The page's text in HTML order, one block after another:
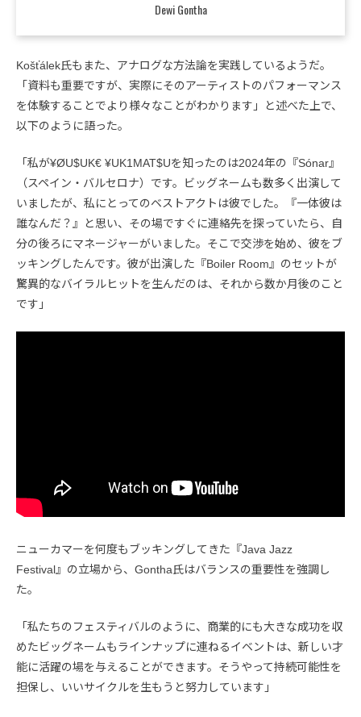
Dewi Gontha
Košťálek氏もまた、アナログな方法論を実践しているようだ。
「資料も重要ですが、実際にそのアーティストのパフォーマンス
を体験することでより様々なことがわかります」と述べた上で、
以下のように語った。
「私が¥ØU$UK€ ¥UK1MAT$Uを知ったのは2024年の『Sónar』
（スペイン・バルセロナ）です。ビッグネームも数多く出演して
いましたが、私にとってのベストアクトは彼でした。『一体彼は
誰なんだ？』と思い、その場ですぐに連絡先を探っていたら、自
分の後ろにマネージャーがいました。そこで交渉を始め、彼をブ
ッキングしたんです。彼が出演した『Boiler Room』のセットが
驚異的なバイラルヒットを生んだのは、それから数か月後のこと
です」
ニューカマーを何度もブッキングしてきた『Java Jazz
Festival』の立場から、Gontha氏はバランスの重要性を強調し
た。
「私たちのフェスティバルのように、商業的にも大きな成功を収
めたビッグネームもラインナップに連ねるイベントは、新しい才
能に活躍の場を与えることができます。そうやって持続可能性を
担保し、いいサイクルを生もうと努力しています」